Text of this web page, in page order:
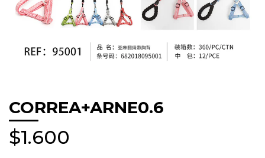
CORREA+ARNE0.6
$1.600